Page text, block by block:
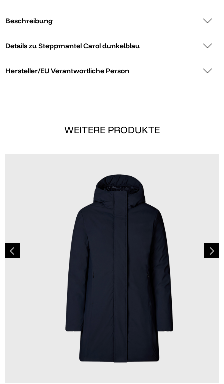
Beschreibung
Details zu Steppmantel Carol dunkelblau
Hersteller/EU Verantwortliche Person
WEITERE PRODUKTE